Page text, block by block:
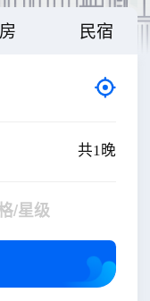
民宿
共1晚
/星级